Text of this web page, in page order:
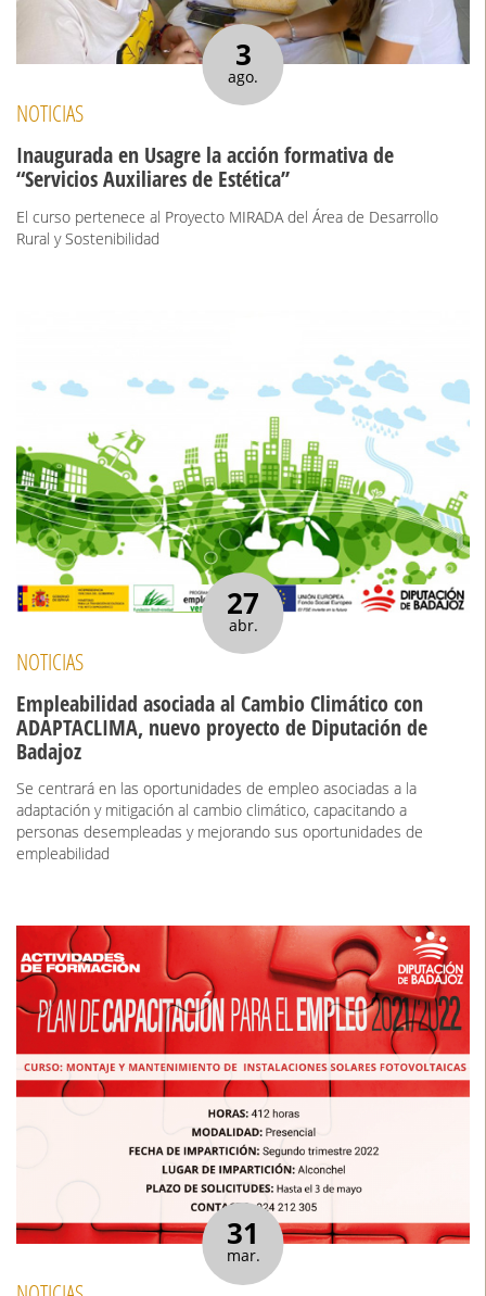
3
ago.
NOTICIAS
Inaugurada en Usagre la acción formativa de
“Servicios Auxiliares de Estética’’
El curso pertenece al Proyecto MIRADA del Área de Desarrollo
Rural y Sostenibilidad
27
abr.
NOTICIAS
Empleabilidad asociada al Cambio Climático con
ADAPTACLIMA, nuevo proyecto de Diputación de
Badajoz
Se centrará en las oportunidades de empleo asociadas a la
adaptación y mitigación al cambio climático, capacitando a
personas desempleadas y mejorando sus oportunidades de
empleabilidad
31
mar.